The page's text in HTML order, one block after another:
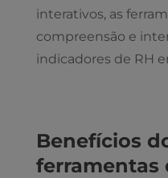
interativos, as
compreensão e
indicadores de RH
Benefícios
ferramentas